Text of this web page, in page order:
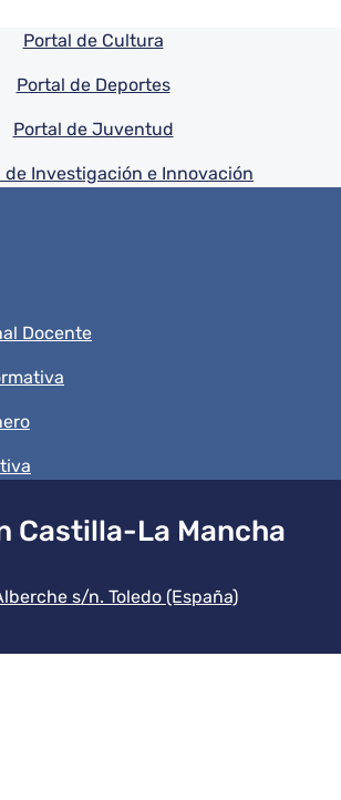
información
Portal de Cultura
Portal de Deportes
Portal de Juventud
de Investigación e Innovación
Docente
Castilla-La Mancha
de la institución
s/n. Toledo (España)